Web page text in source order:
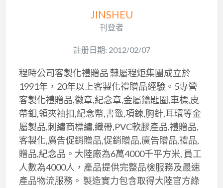
JINSHEU
刊登者
註册日期: 2012/02/07
程時公司客製化禮贈品 隸屬程炬集團成立於
1991年，20年以上客製化禮贈品經驗。5專營
客製化禮贈品,徽章,紀念章,金屬鑰匙圈,車標,皮
帶釦,領夾袖扣,紀念幣,書籤,項鍊,胸針,耳環等金
屬製品,刺繡商標繡,織帶,PVC軟膠產品,禮贈品,
客製化,廣告促銷贈品,促銷贈品,廣告贈品,禮品,
贈品,紀念品。大陸廠為6萬4000千平方米, 員工
人數為4000人，產品提供完整品檢服務及最速
產品物流服務。 製造實力包含取得大陸官方綠